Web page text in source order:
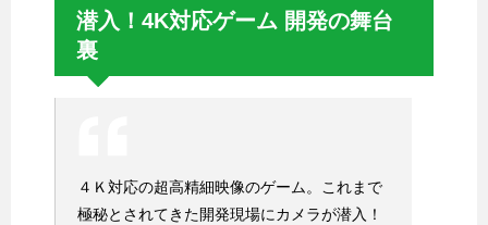
潜入！4K対応ゲーム 開発の舞台
裏
４Ｋ対応の超高精細映像のゲーム。これまで
極秘とされてきた開発現場にカメラが潜入！